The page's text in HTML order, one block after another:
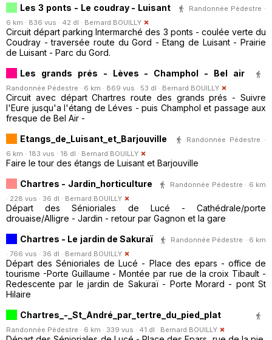
Les 3 ponts - Le coudray - Luisant
Randonnée Pédestre ·
6 km · 836 vus · 42 dl · Bernard.BOUILLY
Circuit départ parking Intermarché des 3 ponts - coulée verte du
Coudray - traversée route du Gord - Etang de Luisant - Prairie
de Luisant - Parc du Gord.
Les grands prés - Lèves - Champhol - Bel air
Randonnée Pédestre · 6 km · 869 vus · 53 dl · Bernard.BOUILLY
Circuit avec départ Chartres route des grands prés - Suivre
l'Eure jusqu'a l'étang de Léves - puis Champhol et passage aux
fresque de Bel Air -
Etangs_de_Luisant_et_Barjouville
Randonnée Pédestre ·
6 km · 183 vus · 18 dl · Bernard.BOUILLY
Faire le tour des étangs de Luisant et Barjouville
Chartres - Jardin_horticulture
Randonnée Pédestre · 6 km
· 228 vus · 36 dl · Bernard.BOUILLY
Départ des Sénioriales de Lucé - Cathédrale/porte
drouaise/Alligre - Jardin - retour par Gagnon et la gare
Chartres - Le jardin de Sakuraï
Randonnée Pédestre · 6 km
· 766 vus · 36 dl · Bernard.BOUILLY
Départ des Sénioriales de Lucé - Place des epars - office de
tourisme -Porte Guillaume - Montée par rue de la croix Tibault -
Redescente par le jardin de Sakuraï - Porte Morard - pont St
Hilaire
Chartres_-_St_André_par_tertre_du_pied_plat
Randonnée Pédestre · 6 km · 339 vus · 41 dl · Bernard.BOUILLY